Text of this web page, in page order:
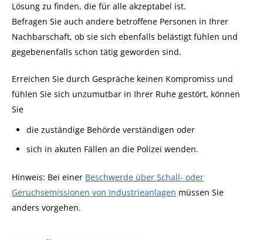
Lösung zu finden, die für alle akzeptabel ist.
Befragen Sie auch andere betroffene Personen in Ihrer
Nachbarschaft, ob sie sich ebenfalls belästigt fühlen und
gegebenenfalls schon tätig geworden sind.
Erreichen Sie durch Gespräche keinen Kompromiss und
fühlen Sie sich unzumutbar in Ihrer Ruhe gestört, können
Sie
die zuständige Behörde verständigen oder
sich in akuten Fällen an die Polizei wenden.
Hinweis: Bei einer Beschwerde über Schall- oder
Geruchsemissionen von Industrieanlagen müssen Sie
anders vorgehen.